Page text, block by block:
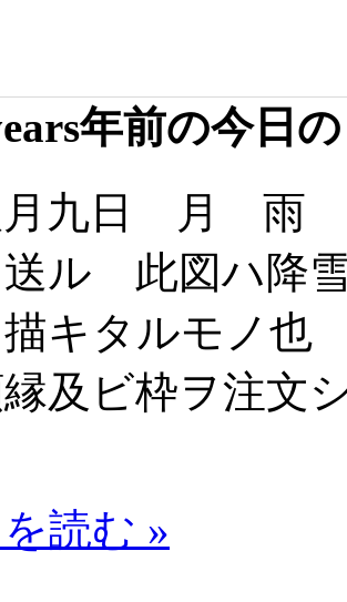
年前の今日
九日 月 雨 使
ル 此図ハ降
キタルモノ也
縁及ビ枠ヲ注文
読む »